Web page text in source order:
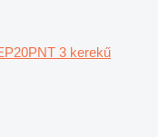
3 kerekű